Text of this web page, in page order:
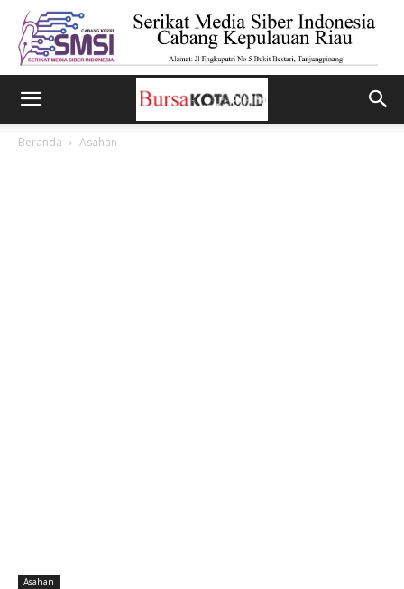
Beranda Asahan
Asahan